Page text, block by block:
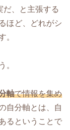
だ、と主張する
ほど、どれがシ
。
。
軸で情報を集め
自分軸とは、自
るということで